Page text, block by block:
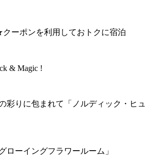
ーポンを利用しておトクに宿泊
& Magic !
彩りに包まれて「ノルディック・ヒュ
ローイングフラワールーム」